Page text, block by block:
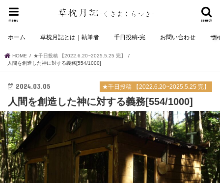
search
menu
ホーム 草枕月記とは｜執筆者 千日投稿-完 お問い合わせ サ
HOME
★千日投稿 【2022.6.20~2025.5.25 完】
人間を創造した神に対する義務[554/1000]
★千日投稿 【2022.6.20~2025.5.25 完】
2024.03.05
人間を創造した神に対する義務[554/1000]